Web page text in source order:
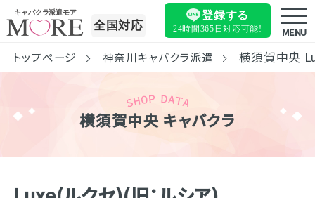
キャバクラ派遣モア
全国対応
登録する
24時間365日対応可能! MENU
トップページ 神奈川キャバクラ派遣 横須賀中央
横須賀中央 キャバクラ